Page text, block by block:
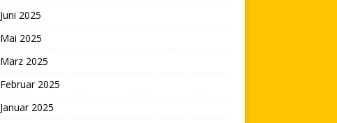
Juni 2025
Mai 2025
März 2025
Februar 2025
Januar 2025